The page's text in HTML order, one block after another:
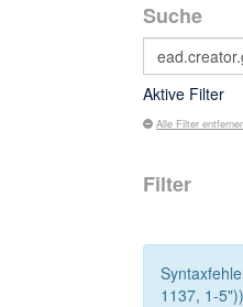
Suche
Aktive Filter
Alle Filter
Filter
1137, 1-